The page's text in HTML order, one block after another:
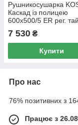
Рушникосушарка
Каскад із полицею
600х500/5 ER рег.
7 530 ₴
Купити
Про нас
76% позитивних з 164
Працює з